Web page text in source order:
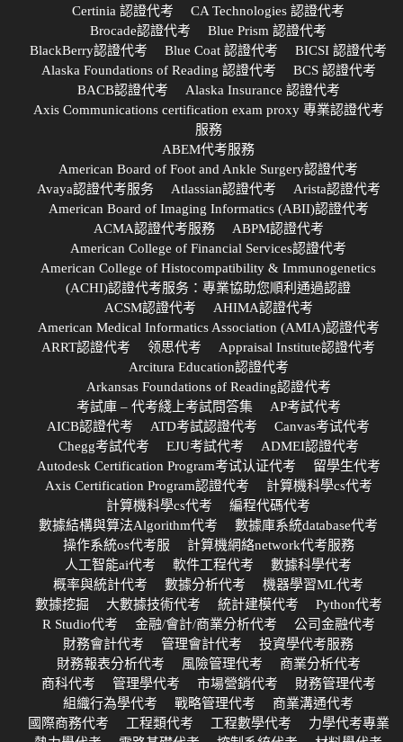
Certinia 認證代考
CA Technologies 認證代考
Brocade認證代考
Blue Prism 認證代考
BlackBerry認證代考
Blue Coat 認證代考
BICSI 認證代考
Alaska Foundations of Reading 認證代考
BCS 認證代考
BACB認證代考
Alaska Insurance 認證代考
Axis Communications certification exam proxy 專業認證代考
服務
ABEM代考服務
American Board of Foot and Ankle Surgery認證代考
Avaya認證代考服务
Atlassian認證代考
Arista認證代考
American Board of Imaging Informatics (ABII)認證代考
ACMA認證代考服務
ABPM認證代考
American College of Financial Services認證代考
American College of Histocompatibility & Immunogenetics
(ACHI)認證代考服务：專業協助您順利通過認證
ACSM認證代考
AHIMA認證代考
American Medical Informatics Association (AMIA)認證代考
ARRT認證代考
领思代考
Appraisal Institute認證代考
Arcitura Education認證代考
Arkansas Foundations of Reading認證代考
考試庫 – 代考綫上考試問答集
AP考試代考
AICB認證代考
ATD考試認證代考
Canvas考试代考
Chegg考試代考
EJU考試代考
ADMEI認證代考
Autodesk Certification Program考试认证代考
留學生代考
Axis Certification Program認證代考
計算機科學cs代考
計算機科學cs代考
編程代碼代考
數據結構與算法Algorithm代考
數據庫系統database代考
操作系統os代考服
計算機網絡network代考服務
人工智能ai代考
軟件工程代考
數據科學代考
概率與統計代考
數據分析代考
機器學習ML代考
數據挖掘
大數據技術代考 統計建模代考
Python代考
R Studio代考
金融/會計/商業分析代考
公司金融代考
財務會計代考
管理會計代考
投資學代考服務
財務報表分析代考
風險管理代考
商業分析代考
商科代考
管理學代考 市場營銷代考
財務管理代考
組織行為學代考
戰略管理代考
商業溝通代考
國際商務代考
工程類代考 工程數學代考
力學代考專業